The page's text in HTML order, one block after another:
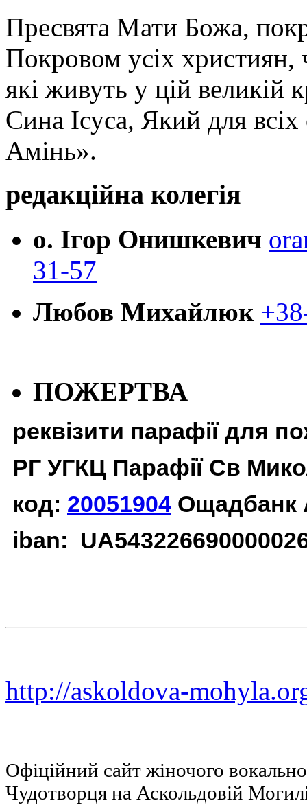
Пресвята Мати Божа,
Покровом усіх християн,
які живуть у цій великій
Сина Ісуса, Який для
Амінь».
редакційна колегія
о. Ігор Онишкевич
31-57
Любов Михайлюк
ПОЖЕРТВА
реквізити парафії для
РГ УГКЦ Парафії Св
код: 20051904 Ощадбанк
iban:
http://askoldova-
Офіційний сайт жіночого
Чудотворця на Аскольдовій